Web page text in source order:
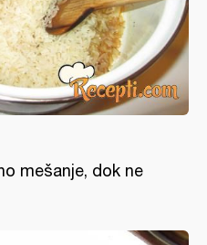
mešanje, dok ne